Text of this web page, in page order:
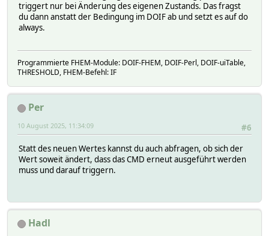
triggert nur bei Änderung des eigenen Zustands. Das fragst
du dann anstatt der Bedingung im DOIF ab und setzt es auf do
always.
Programmierte FHEM-Module: DOIF-FHEM, DOIF-Perl, DOIF-uiTable,
THRESHOLD, FHEM-Befehl: IF
Per
#6
10 August 2025, 11:34:09
Statt des neuen Wertes kannst du auch abfragen, ob sich der
Wert soweit ändert, dass das CMD erneut ausgeführt werden
muss und darauf triggern.
Hadl